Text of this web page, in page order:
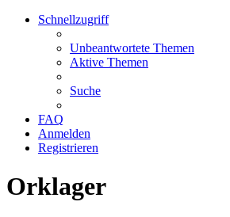
Schnellzugriff
Unbeantwortete Themen
Aktive Themen
Suche
FAQ
Anmelden
Registrieren
Orklager